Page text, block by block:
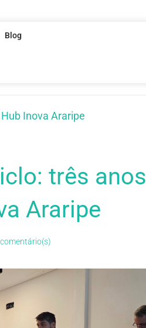
Blog
Inova Araripe
três anos
Araripe